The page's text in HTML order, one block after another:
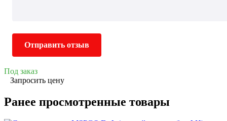
Отправить отзыв
Под заказ
Запросить цену
Ранее просмотренные товары